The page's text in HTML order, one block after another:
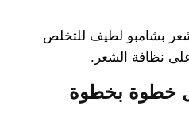
بشامبو لطيف للتخلص
نظافة الشعر.
خطوة بخطوة